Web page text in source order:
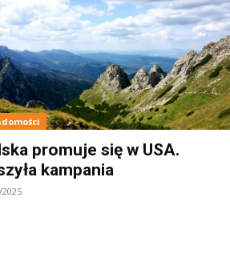
promuje się w USA.
kampania